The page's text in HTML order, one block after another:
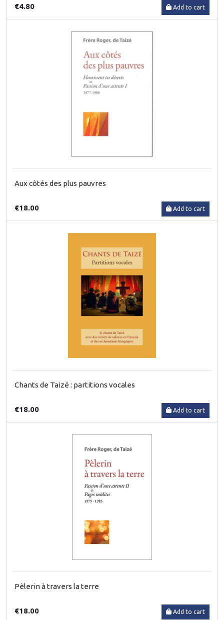
€4.80 Add to cart
Aux côtés des plus pauvres
€18.00 Add to cart
Chants de Taizé : partitions vocales
€18.00 Add to cart
Pèlerin à travers la terre
€18.00 Add to cart